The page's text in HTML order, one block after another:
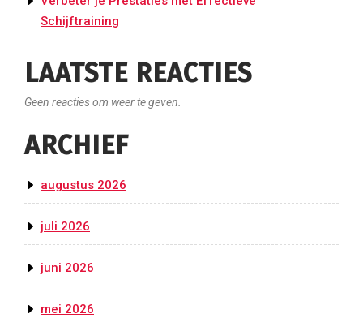
Schijftraining
LAATSTE REACTIES
Geen reacties om weer te geven.
ARCHIEF
augustus 2026
juli 2026
juni 2026
mei 2026